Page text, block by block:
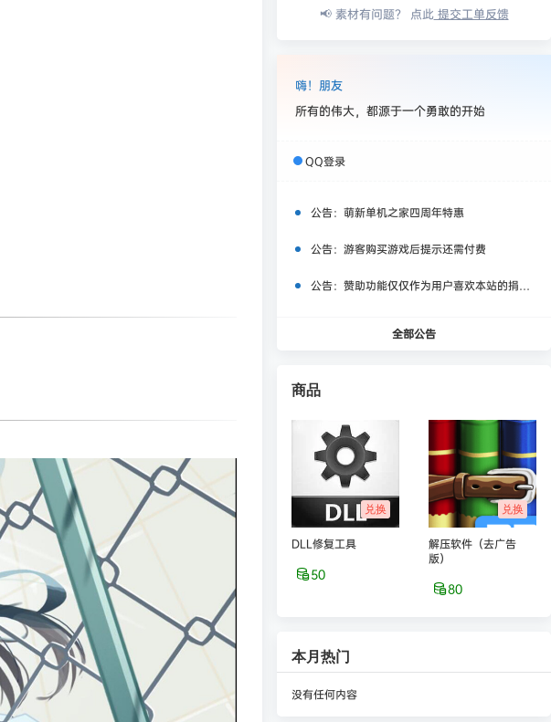
📢 素材有问题？ 点此提交工单反馈
嗨！朋友
所有的伟大，都源于一个勇敢的开始
QQ登录
公告： 萌新单机之家四周年特惠
公告： 游客购买游戏后提示还需付费
公告： 赞助功能仅仅作为用户喜欢本站的捐赠打赏功能，同时赞助费用也将作为服务器费用,网盘扩容费用等，所有内容不作为商业行为。
全部公告
商品
兑换
DLL修复工具
50
兑换
解压软件（去广告
版）
80
本月热门
没有任何内容